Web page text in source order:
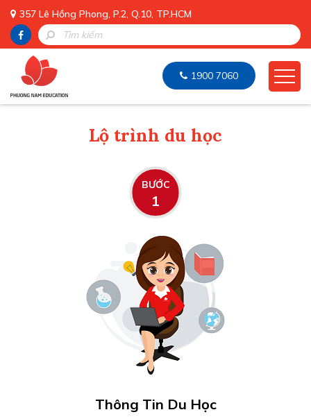
357 Lê Hồng Phong, P.2, Q.10, TP.HCM
1900 7060
Lộ trình du học
BƯỚC
1
Thông Tin Du Học